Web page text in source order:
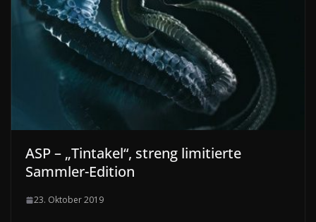
ASP – „Tintakel“, streng limitierte
Sammler-Edition
23. Oktober 2019